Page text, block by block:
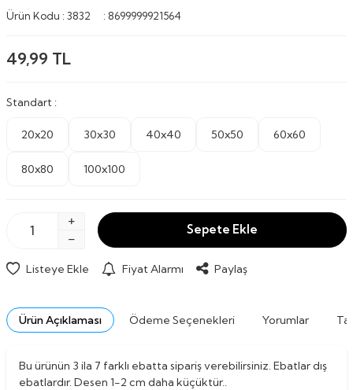
Ürün Kodu : 3832 : 8699999921564
49,99 TL
Standart :
20x20 30x30 40x40 50x50 60x60
80x80 100x100
Sepete Ekle
Listeye Ekle Fiyat Alarmı Paylaş
Ürün Açıklaması Ödeme Seçenekleri Yorumlar
Bu ürünün 3 ila 7 farklı ebatta sipariş verebilirsiniz. Ebatlar dış
ebatlardır. Desen 1-2 cm daha küçüktür..